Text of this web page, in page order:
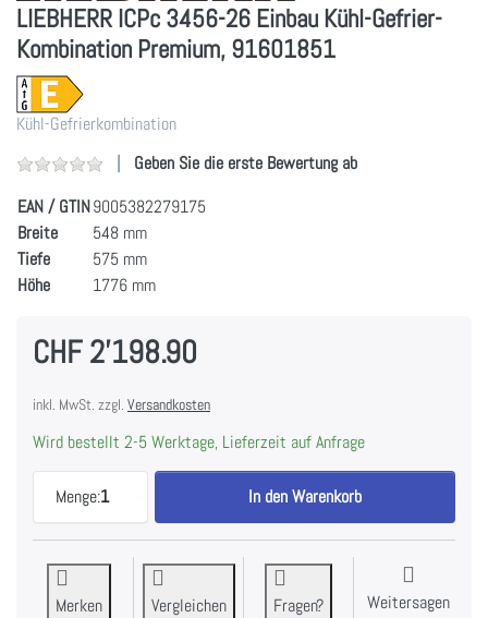
LIEBHERR ICPc 3456-26 Einbau Kühl-Gefrier-
Kombination Premium, 91601851
Kühl-Gefrierkombination
Geben Sie die erste Bewertung ab
EAN / GTIN9005382279175
Breite
548 mm
Tiefe
575 mm
Höhe
1776 mm
CHF 2'198.90
inkl. MwSt. zzgl. Versandkosten
Wird bestellt 2-5 Werktage, Lieferzeit auf Anfrage
Menge:1
LIEBHERR ICPc 3456-26 Einbau Kühl-Gefrier-
In den Warenkorb
Merken Vergleichen Fragen? Weitersagen